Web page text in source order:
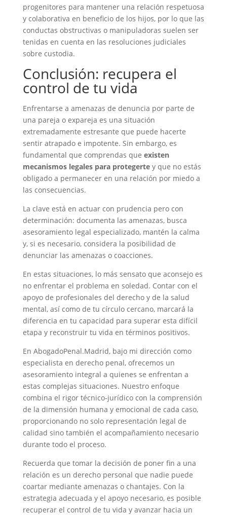
progenitores para mantener una relación respetuosa
y colaborativa en beneficio de los hijos, por lo que las
conductas obstructivas o manipuladoras suelen ser
tenidas en cuenta en las resoluciones judiciales
sobre custodia.
Conclusión: recupera el
control de tu vida
Enfrentarse a amenazas de denuncia por parte de
una pareja o expareja es una situación
extremadamente estresante que puede hacerte
sentir atrapado e impotente. Sin embargo, es
fundamental que comprendas que existen
mecanismos legales para protegertey que no estás
obligado a permanecer en una relación por miedo a
las consecuencias.
La clave está en actuar con prudencia pero con
determinación: documenta las amenazas, busca
asesoramiento legal especializado, mantén la calma
y, si es necesario, considera la posibilidad de
denunciar las amenazas o coacciones.
En estas situaciones, lo más sensato que aconsejo es
no enfrentar el problema en soledad. Contar con el
apoyo de profesionales del derecho y de la salud
mental, así como de tu círculo cercano, marcará la
diferencia en tu capacidad para superar esta difícil
etapa y reconstruir tu vida en términos positivos.
En AbogadoPenal.Madrid, bajo mi dirección como
especialista en derecho penal, ofrecemos un
asesoramiento integral a quienes se enfrentan a
estas complejas situaciones. Nuestro enfoque
combina el rigor técnico-jurídico con la comprensión
de la dimensión humana y emocional de cada caso,
proporcionando no solo representación legal de
calidad sino también el acompañamiento necesario
durante todo el proceso.
Recuerda que tomar la decisión de poner fin a una
relación es un derecho personal que nadie puede
coartar mediante amenazas o chantajes. Con la
estrategia adecuada y el apoyo necesario, es posible
recuperar el control de tu vida y avanzar hacia un